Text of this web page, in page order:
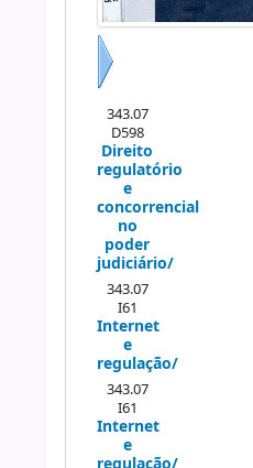
343.07
D598
Direito
regulatório
e
concorrencial
no
poder
judiciário/
343.07
I61
Internet
e
regulação/
343.07
I61
Internet
e